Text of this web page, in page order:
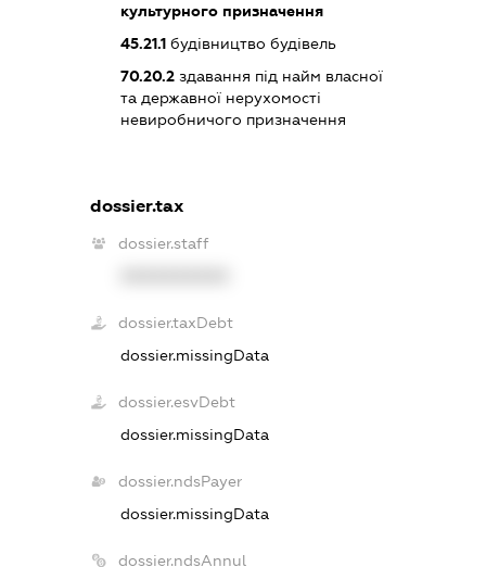
культурного призначення
45.21.1 будівництво будівель
70.20.2 здавання під найм власної
та державної нерухомості
невиробничого призначення
dossier.tax
dossier.staff
dossier.taxDebt
dossier.missingData
dossier.esvDebt
dossier.missingData
dossier.ndsPayer
dossier.missingData
dossier.ndsAnnul